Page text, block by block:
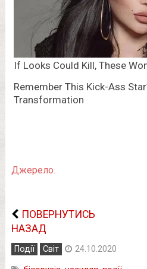
Джерело.
ПОВЕРНУТИСЬ
НАЗАД
Події Світ 24.10.2020